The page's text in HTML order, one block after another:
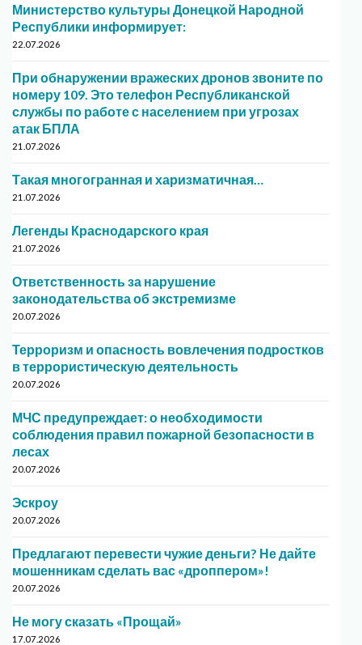
Министерство культуры Донецкой Народной
Республики информирует:
22.07.2026
При обнаружении вражеских дронов звоните по
номеру 109. Это телефон Республиканской
службы по работе с населением при угрозах
атак БПЛА
21.07.2026
Такая многогранная и харизматичная…
21.07.2026
Легенды Краснодарского края
21.07.2026
Ответственность за нарушение
законодательства об экстремизме
20.07.2026
Терроризм и опасность вовлечения подростков
в террористическую деятельность
20.07.2026
МЧС предупреждает: о необходимости
соблюдения правил пожарной безопасности в
лесах
20.07.2026
Эскроу
20.07.2026
Предлагают перевести чужие деньги? Не дайте
мошенникам сделать вас «дроппером»!
20.07.2026
Не могу сказать «Прощай»
17.07.2026